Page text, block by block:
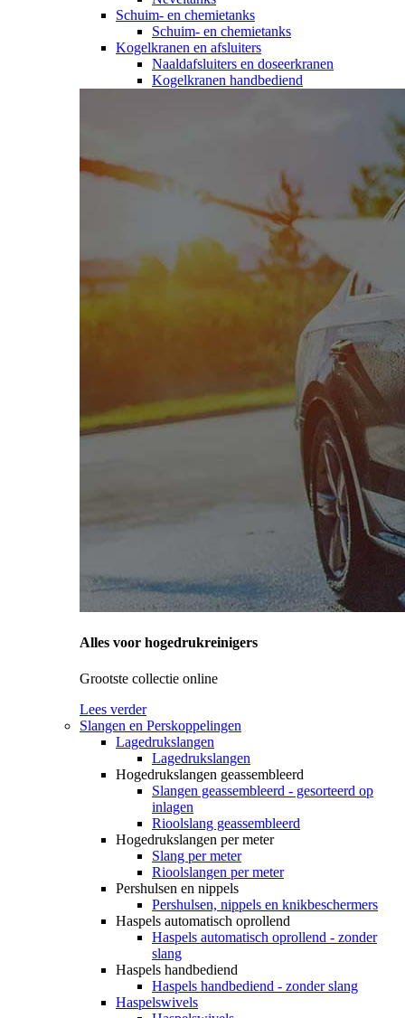
Schuim- en chemietanks
Schuim- en chemietanks
Kogelkranen en afsluiters
Naaldafsluiters en doseerkranen
Kogelkranen handbediend
Alles voor hogedrukreinigers
Grootste collectie online
Lees verder
Slangen en Perskoppelingen
Lagedrukslangen
Lagedrukslangen
Hogedrukslangen geassembleerd
Slangen geassembleerd - gesorteerd op
inlagen
Rioolslang geassembleerd
Hogedrukslangen per meter
Slang per meter
Rioolslangen per meter
Pershulsen en nippels
Pershulsen, nippels en knikbeschermers
Haspels automatisch oprollend
Haspels automatisch oprollend - zonder
slang
Haspels handbediend
Haspels handbediend - zonder slang
Haspelswivels